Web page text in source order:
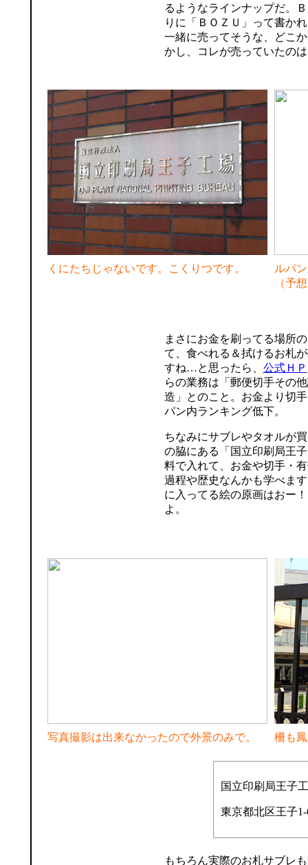
るようなラインナップだ。
りに「ＢＯＺＵ」って書か
一緒に売ってそうな、どこ
かし、コレが売っていたの
くにたちじゃないです。こくりつです。
ルパ
（予
まさにお金を刷ってる場所
て、食べれる＆拭けるお札
すね…と思ったら、 公式ＨＰ
らの業務は「郵便切手その
造」とのこと。お金より切
パン内ランキング低下。
ちなみにサブレやタオルが
の脇にある「国立印刷局王
料で入れて、お金や切手・
過程や歴史なんかも学べま
に入ってる絵の原画はおー
よ。
写真撮影は出来なかったので外景のみで。 柵も
国立印刷局王子
東京都北区王子1-
もちろん実際のお札サブレ